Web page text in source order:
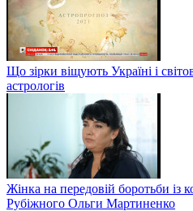
Що зірки віщують Україні і
астрологів
Жінка на передовій боротьби із
Рубіжного Ольги Мартиненко